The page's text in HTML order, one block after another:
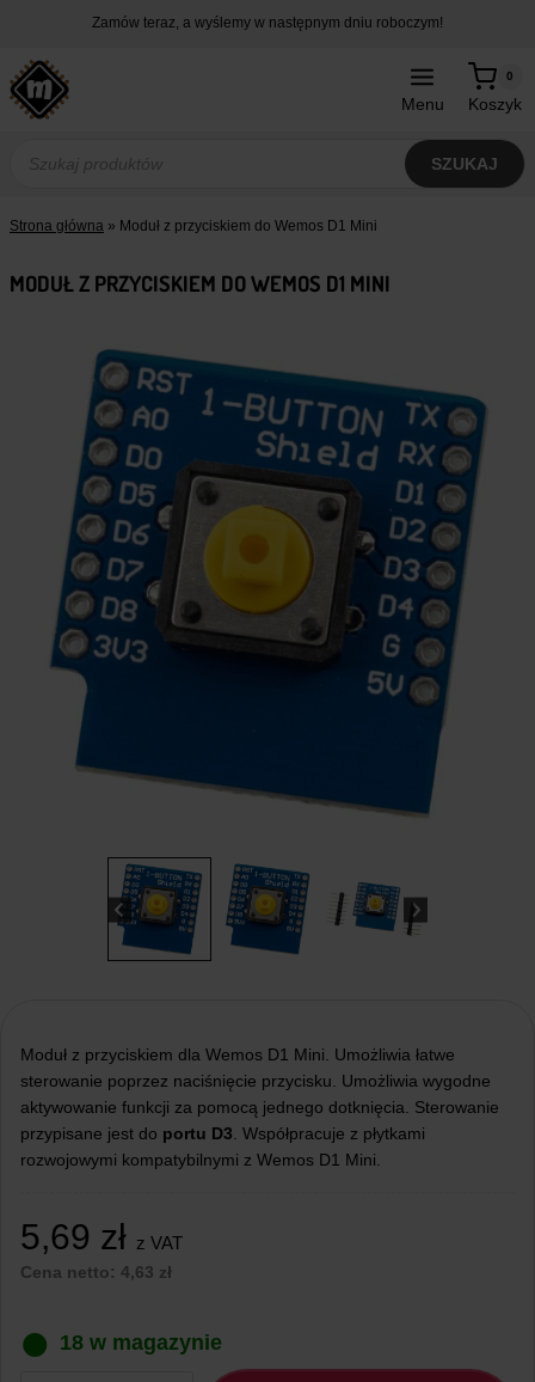
treści
Zamów teraz, a wyślemy w następnym dniu roboczym!
Menu Koszyk
0
produktów
SZUKAJ
Strona główna » Moduł z przyciskiem do Wemos D1 Mini
MODUŁ Z PRZYCISKIEM DO WEMOS D1 MINI
Moduł z przyciskiem dla Wemos D1 Mini. Umożliwia łatwe
sterowanie poprzez naciśnięcie przycisku. Umożliwia wygodne
aktywowanie funkcji za pomocą jednego dotknięcia. Sterowanie
przypisane jest do portu D3. Współpracuje z płytkami
rozwojowymi kompatybilnymi z Wemos D1 Mini.
5,69 zł z VAT
Cena netto: 4,63 zł
18 w magazynie